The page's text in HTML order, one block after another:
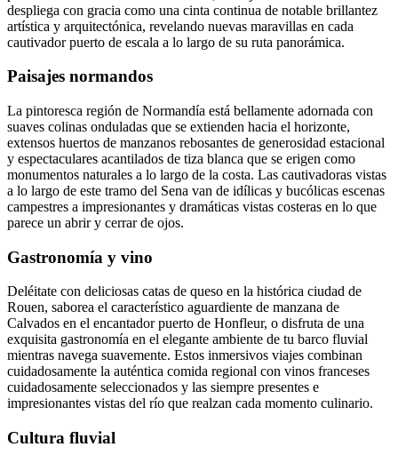
despliega con gracia como una cinta continua de notable brillantez
artística y arquitectónica, revelando nuevas maravillas en cada
cautivador puerto de escala a lo largo de su ruta panorámica.
Paisajes normandos
La pintoresca región de Normandía está bellamente adornada con
suaves colinas onduladas que se extienden hacia el horizonte,
extensos huertos de manzanos rebosantes de generosidad estacional
y espectaculares acantilados de tiza blanca que se erigen como
monumentos naturales a lo largo de la costa. Las cautivadoras vistas
a lo largo de este tramo del Sena van de idílicas y bucólicas escenas
campestres a impresionantes y dramáticas vistas costeras en lo que
parece un abrir y cerrar de ojos.
Gastronomía y vino
Deléitate con deliciosas catas de queso en la histórica ciudad de
Rouen, saborea el característico aguardiente de manzana de
Calvados en el encantador puerto de Honfleur, o disfruta de una
exquisita gastronomía en el elegante ambiente de tu barco fluvial
mientras navega suavemente. Estos inmersivos viajes combinan
cuidadosamente la auténtica comida regional con vinos franceses
cuidadosamente seleccionados y las siempre presentes e
impresionantes vistas del río que realzan cada momento culinario.
Cultura fluvial